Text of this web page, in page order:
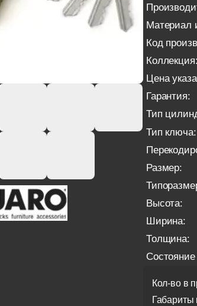
Материал
Код
Коллекция:
Цена
Гарантия:
Тип
Тип ключа:
Размер:
Высота:
Ширина:
Толщина:
Состояние
Кол-во в